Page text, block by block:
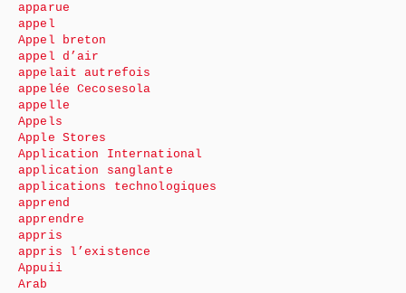
apparue
appel
Appel breton
appel d’air
appelait autrefois
appelée Cecosesola
appelle
Appels
Apple Stores
Application International
application sanglante
applications technologiques
apprend
apprendre
appris
appris l’existence
Appuii
Arab